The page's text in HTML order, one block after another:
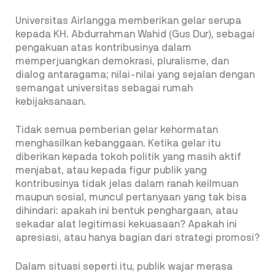
Universitas Airlangga memberikan gelar serupa
kepada KH. Abdurrahman Wahid (Gus Dur), sebagai
pengakuan atas kontribusinya dalam
memperjuangkan demokrasi, pluralisme, dan
dialog antaragama; nilai-nilai yang sejalan dengan
semangat universitas sebagai rumah
kebijaksanaan.
Tidak semua pemberian gelar kehormatan
menghasilkan kebanggaan. Ketika gelar itu
diberikan kepada tokoh politik yang masih aktif
menjabat, atau kepada figur publik yang
kontribusinya tidak jelas dalam ranah keilmuan
maupun sosial, muncul pertanyaan yang tak bisa
dihindari: apakah ini bentuk penghargaan, atau
sekadar alat legitimasi kekuasaan? Apakah ini
apresiasi, atau hanya bagian dari strategi promosi?
Dalam situasi seperti itu, publik wajar merasa